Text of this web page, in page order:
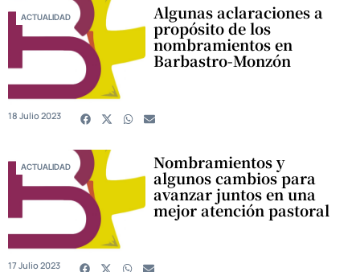
ACTUALIDAD Algunas aclaraciones a
propósito de los
nombramientos en
Barbastro-Monzón
18 Julio 2023
ACTUALIDAD Nombramientos y
algunos cambios para
avanzar juntos en una
mejor atención pastoral
17 Julio 2023